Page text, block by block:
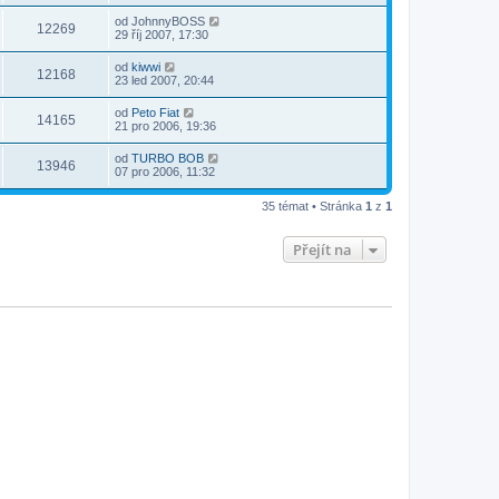
12269 od JohnnyBOSS
29 říj 2007, 17:30
12168 od kiwwi
23 led 2007, 20:44
14165 od Peto Fiat
21 pro 2006, 19:36
13946 od TURBO BOB
07 pro 2006, 11:32
35 témat • Stránka 1 z 1
Přejít na